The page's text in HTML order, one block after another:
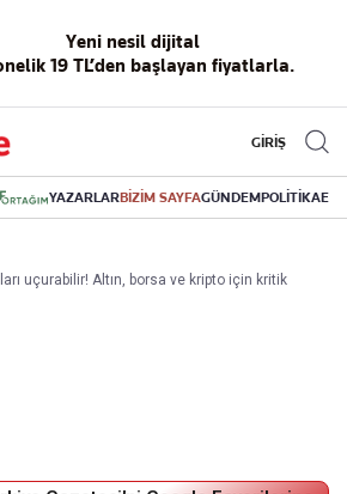
dijital arşiv
Akıllı haber
asistanı
Eski gazeteleri
indirme
canlı soru
cevap
GİRİŞ
YAZARLARBİZİM SAYFAGÜNDEMPOLİTİKA
uçurabilir! Altın, borsa ve kripto için kritik